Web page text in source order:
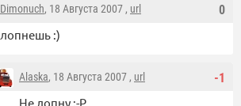
0
Dimonuch, 18 Августа 2007 , url
лопнешь :)
-1
Alaska, 18 Августа 2007 , url
Не лопну :-P